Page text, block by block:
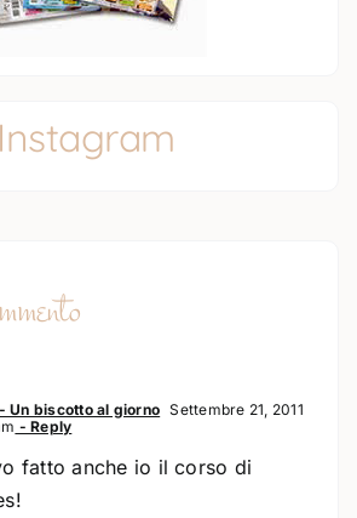
Instagram
Un biscotto al giorno Settembre 21, 2011
- Reply
fatto anche io il corso di